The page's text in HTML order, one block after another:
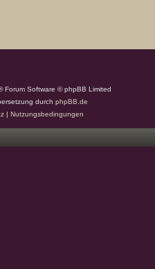
Forum Software © phpBB Limited
durch phpBB.de
| Nutzungsbedingungen